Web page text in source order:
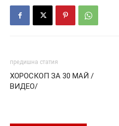
предишна статия
ХОРОСКОП ЗА 30 МАЙ /
ВИДЕО/